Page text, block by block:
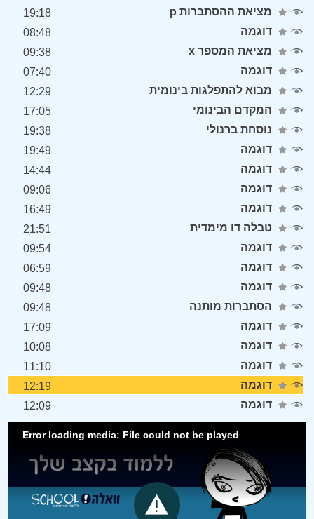
מציאת ההסתברות p
19:18
דוגמה
08:48
מציאת המספר x
09:38
דוגמה
07:40
מבוא להתפלגות בינומית
12:29
המקדם הבינומי
17:05
נוסחת ברנולי
19:38
דוגמה
19:49
דוגמה
14:44
דוגמה
09:06
דוגמה
16:49
טבלה דו מימדית
21:51
דוגמה
09:54
דוגמה
06:59
דוגמה
09:48
הסתברות מותנה
09:48
דוגמה
17:09
דוגמה
10:08
דוגמה
11:10
דוגמה
12:19
דוגמה
12:09
Error loading media: File could not be played